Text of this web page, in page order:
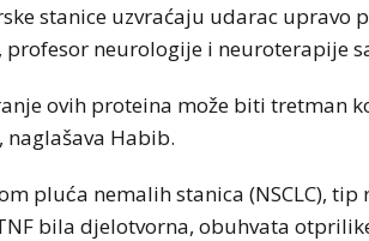
stanice uzvraćaju udarac upravo
profesor neurologije i neuroterapije
ovih proteina može biti tretman
naglašava Habib.
pluća nemalih stanica (NSCLC),
bila djelotvorna, obuhvata